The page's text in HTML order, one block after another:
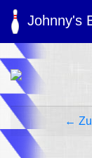
Johnny's
←